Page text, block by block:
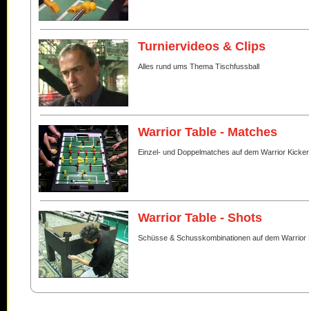
Turniervideos & Clips
Alles rund ums Thema Tischfussball
Warrior Table - Matches
Einzel- und Doppelmatches auf dem Warrior Kicker
Warrior Table - Shots
Schüsse & Schusskombinationen auf dem Warrior